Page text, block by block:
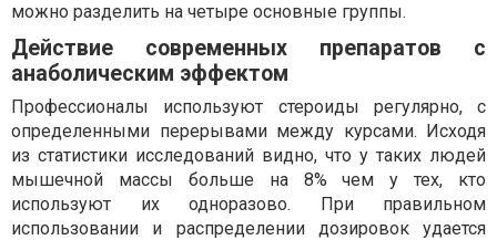
можно разделить на четыре основные группы.
Действие современных препаратов с
анаболическим эффектом
Профессионалы используют стероиды регулярно, с
определенными перерывами между курсами. Исходя
из статистики исследований видно, что у таких людей
мышечной массы больше на 8% чем у тех, кто
используют их одноразово. При правильном
использовании и распределении дозировок удается